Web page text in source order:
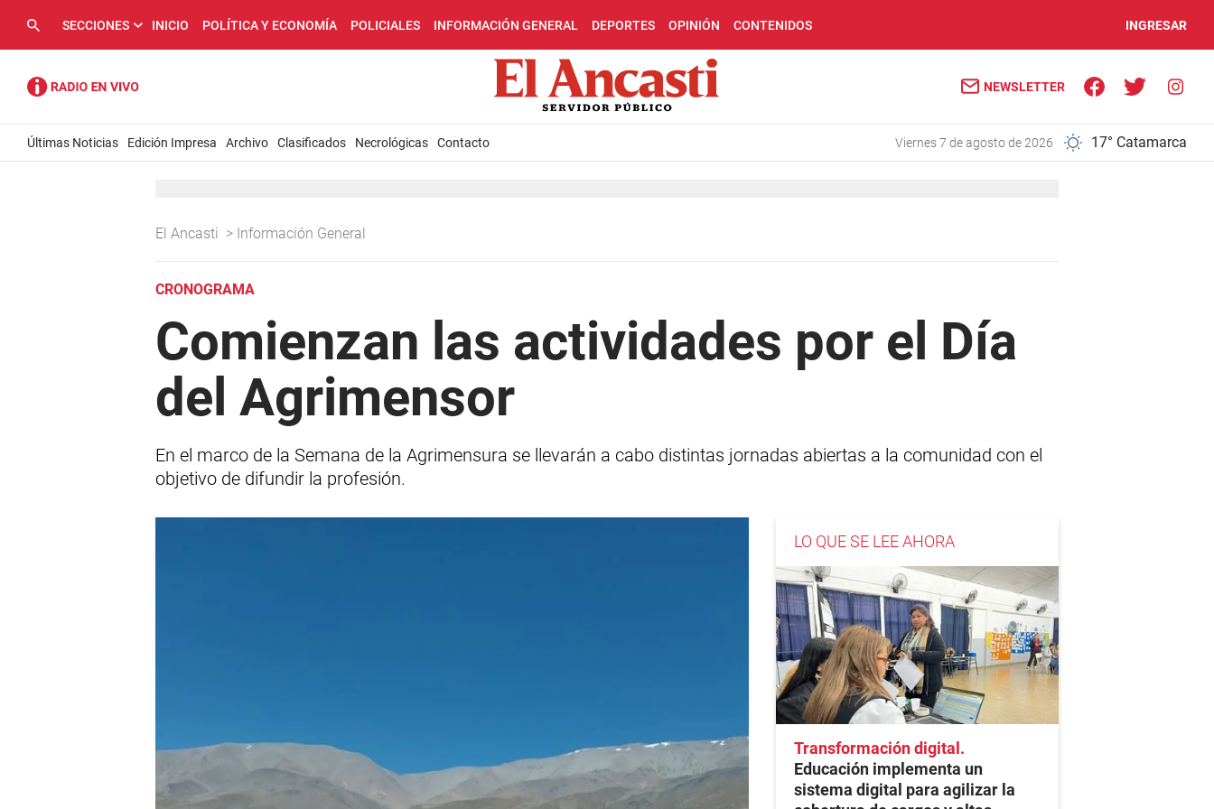
SECCIONES INICIO POLÍTICA Y ECONOMÍA POLICIALES INFORMACIÓN GENERAL DEPORTES OPINIÓN CONTENIDOS INGRESAR
NEWSLETTER
Últimas Noticias Edición Impresa Archivo Clasificados Necrológicas Contacto viernes 7 de agosto de 2026 17° Catamarca
El Ancasti > Información General
CRONOGRAMA
Comienzan las actividades por el Día
del Agrimensor
En el marco de la Semana de la Agrimensura se llevarán a cabo distintas jornadas abiertas a la comunidad con el
objetivo de difundir la profesión.
LO QUE SE LEE AHORA
Transformación digital
Educación implementa un
sistema digital para agilizar la